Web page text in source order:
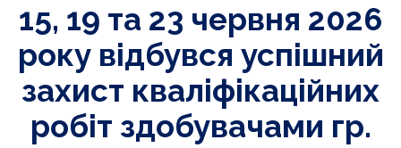
15, 19 та 23 червня 2026
року відбувся успішний
захист кваліфікаційних
робіт здобувачами гр.